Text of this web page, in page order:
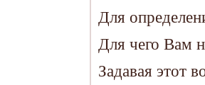
Для
Для чего Вам
Задавая этот